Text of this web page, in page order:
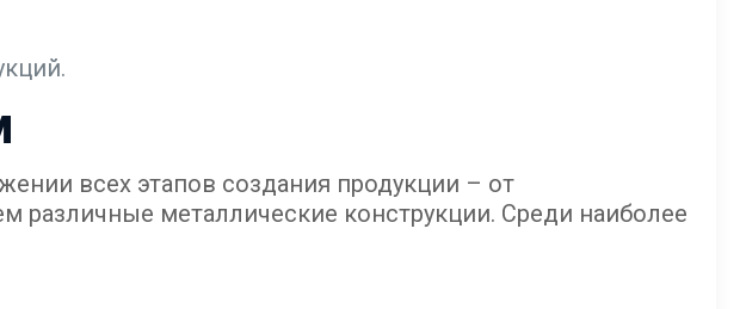
всех этапов создания продукции – от
различные металлические конструкции. Среди наиболее